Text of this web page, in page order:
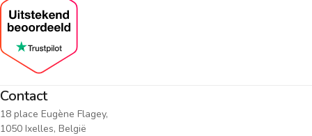
Contact
18 place Eugène Flagey,
1050 Ixelles, België